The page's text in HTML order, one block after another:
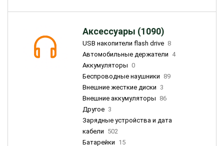
Аксессуары (1090)
USB накопители flash drive 8
Автомобильные держатели 4
Аккумуляторы 0
Беспроводные наушники 89
Внешние жесткие диски 3
Внешние аккумуляторы 86
Другое 3
Зарядные устройства и дата
кабели 502
Батарейки 15